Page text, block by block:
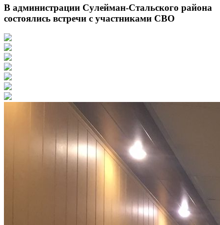
В администрации Сулейман-Стальского района
состоялись встречи с участниками СВО